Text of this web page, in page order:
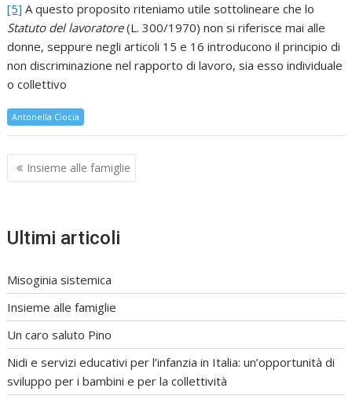
[5] A questo proposito riteniamo utile sottolineare che lo
Statuto del lavoratore(L. 300/1970) non si riferisce mai alle
donne, seppure negli articoli 15 e 16 introducono il principio di
non discriminazione nel rapporto di lavoro, sia esso individuale
o collettivo
Antonella Ciocia
Navigazione
articoli
Insieme alle famiglie
Ultimi articoli
Misoginia sistemica
Insieme alle famiglie
Un caro saluto Pino
Nidi e servizi educativi per l’infanzia in Italia: un’opportunità di
sviluppo per i bambini e per la collettività